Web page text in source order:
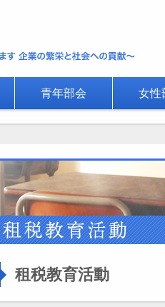
青年部会 女性
租税教育活動